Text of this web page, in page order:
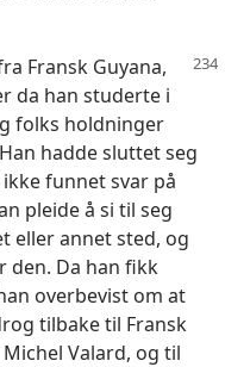
Fransk Guyana,
da han studerte i
folks holdninger
hadde sluttet seg
funnet svar på
pleide å si til seg
eller annet sted, og
den. Da han fikk
overbevist om at
tilbake til Fransk
Valard, og til